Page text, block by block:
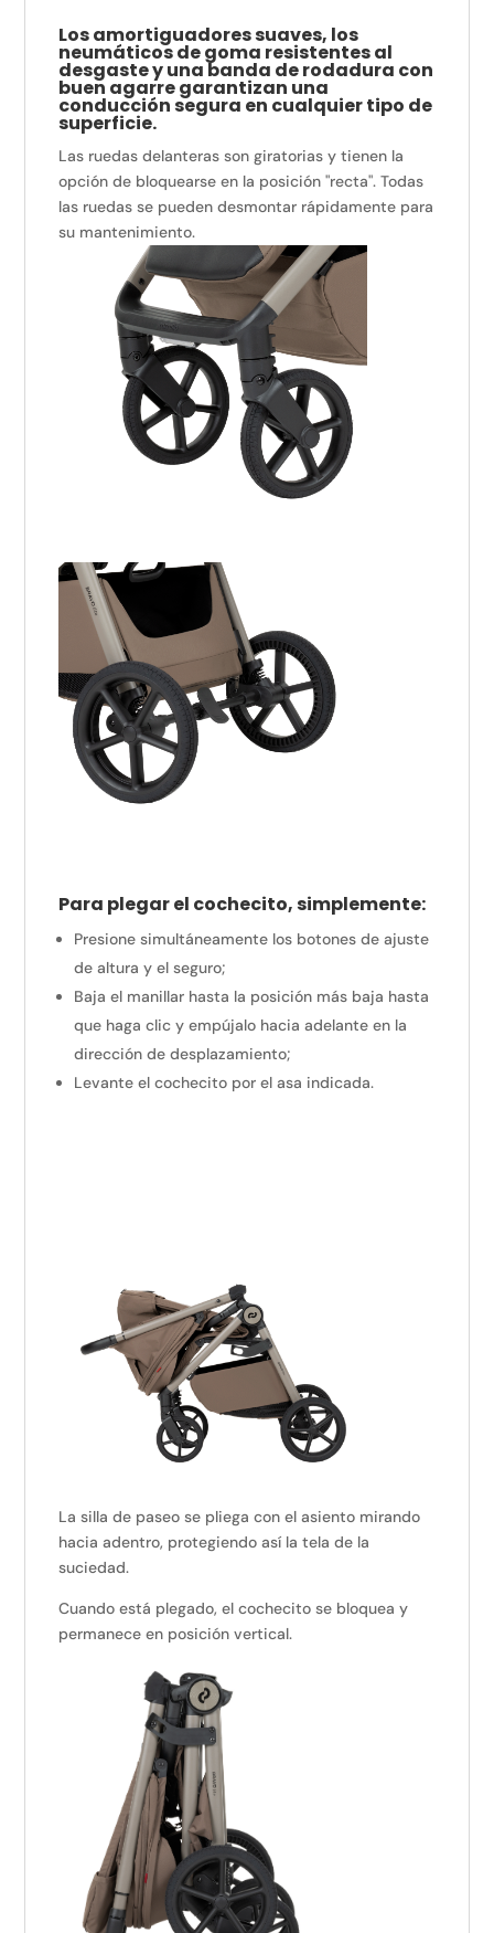
Los amortiguadores suaves, los
neumáticos de goma resistentes al
desgaste y una banda de rodadura con
buen agarre garantizan una
conducción segura en cualquier tipo de
superficie.
Las ruedas delanteras son giratorias y tienen la
opción de bloquearse en la posición "recta".Todas
las ruedas se pueden desmontar rápidamente para
su mantenimiento.
Para plegar el cochecito, simplemente:
Presione simultáneamente los botones de ajuste
de altura y el seguro;
Baja el manillar hasta la posición más baja hasta
que haga clic y empújalo hacia adelante en la
dirección de desplazamiento;
Levante el cochecito por el asa indicada.
La silla de paseo se pliega con el asiento mirando
hacia adentro, protegiendo así la tela de la
suciedad.
Cuando está plegado, el cochecito se bloquea y
permanece en posición vertical.